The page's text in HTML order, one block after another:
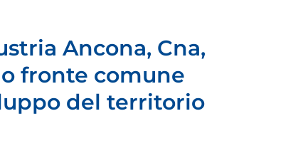
Ancona, Cna,
fronte comune
del territorio